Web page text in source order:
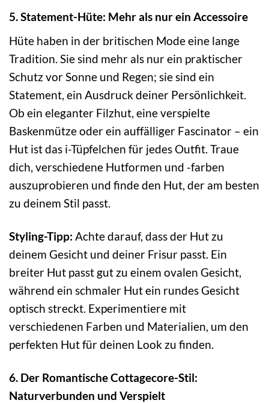
5. Statement-Hüte: Mehr als nur ein Accessoire
Hüte haben in der britischen Mode eine lange
Tradition. Sie sind mehr als nur ein praktischer
Schutz vor Sonne und Regen; sie sind ein
Statement, ein Ausdruck deiner Persönlichkeit.
Ob ein eleganter Filzhut, eine verspielte
Baskenmütze oder ein auffälliger Fascinator – ein
Hut ist das i-Tüpfelchen für jedes Outfit. Traue
dich, verschiedene Hutformen und -farben
auszuprobieren und finde den Hut, der am besten
zu deinem Stil passt.
Styling-Tipp: Achte darauf, dass der Hut zu
deinem Gesicht und deiner Frisur passt. Ein
breiter Hut passt gut zu einem ovalen Gesicht,
während ein schmaler Hut ein rundes Gesicht
optisch streckt. Experimentiere mit
verschiedenen Farben und Materialien, um den
perfekten Hut für deinen Look zu finden.
6. Der Romantische Cottagecore-Stil:
Naturverbunden und Verspielt